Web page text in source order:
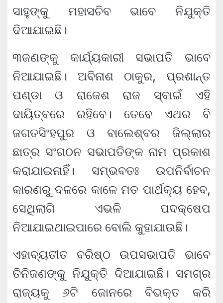
ସାହୁଙ୍କୁ ମହାସଚିବ ଭାବେ ନିଯୁକ୍ତି
ଦିଆଯାଇଛି।
୩ଜଣଙ୍କୁ କାର୍ଯ୍ୟକାରୀ ସଭାପତି ଭାବେ
ନିଆଯାଇଛି। ଅବିନାଶ ଠାକୁର, ପ୍ରଶାନ୍ତ
ପଣ୍ଡା ଓ ରାଜେଶ ରାଜ ସ୍ବାଇଁ ଏହି
ଦାୟିତ୍ବରେ ରହିବେ। ତେବେ ଏଥର ବି
ଜଗତସିଂହପୁର ଓ ବାଲେଶ୍ବର ଜିଲ୍ଲାର
ଛାତ୍ର ସଂଗଠନ ସଭାପତିଙ୍କ ନାମ ପ୍ରକାଶ
କରାଯାଇନାହିଁ। ସମ୍ଭବତଃ ଉପନିର୍ବାଚନ
କାରଣରୁ ଦଳରେ କାଳେ ମତ ପାର୍ଥକ୍ୟ ହେବ,
ସେଥିଲାଗି ଏଭଳି ପଦକ୍ଷେପ
ନିଆଯାଇଥାଇପାରେ ବୋଲି କୁହାଯାଉଛି।
ଏହାବ୍ୟତୀତ ବରିଷ୍ଠ ଉପସଭାପତି ଭାବେ
ତିନିଜଣଙ୍କୁ ନିଯୁକ୍ତି ଦିଆଯାଇଛି। ସମଗ୍ର
ରାଜ୍ୟକୁ ୬ଟି ଜୋନରେ ବିଭକ୍ତ କରି